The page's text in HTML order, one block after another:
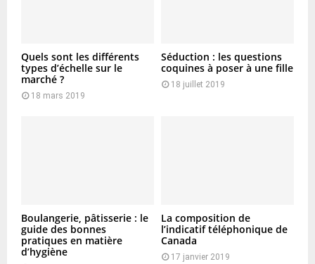
Quels sont les différents
types d’échelle sur le
marché ?
18 mars 2019
Séduction : les questions
coquines à poser à une fille
18 juillet 2019
Boulangerie, pâtisserie : le
guide des bonnes
pratiques en matière
d’hygiène
La composition de
l’indicatif téléphonique de
Canada
17 janvier 2019